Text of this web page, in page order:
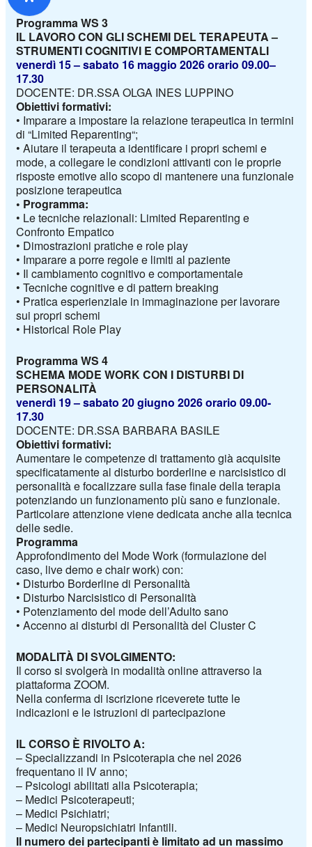
Programma WS 3
IL LAVORO CON GLI SCHEMI DEL TERAPEUTA–
STRUMENTI COGNITIVI E COMPORTAMENTALI
venerdì 15– sabato 16 maggio 2026orario 09.00–
17.30
DOCENTE: DR.SSA OLGA INES LUPPINO
Obiettivi formativi:
• Imparare a impostare la relazione terapeutica in termini
di “Limited Reparenting“;
• Aiutare il terapeuta a identificare i propri schemi e
mode, a collegare le condizioni attivanti con le proprie
risposte emotive allo scopo di mantenere una funzionale
posizione terapeutica
• Programma:
• Letecniche relazionali: Limited Reparenting e
Confronto Empatico
• Dimostrazioni pratichee role play
• Imparareaporre regolee limiti al paziente
• Il cambiamentocognitivoecomportamentale
• Tecnichecognitive e di pattern breaking
• Praticaesperienziale in immaginazione per lavorare
sui propri schemi
• Historical Role Play
Programma WS 4
SCHEMA MODE WORKCON I DISTURBI DI
PERSONALITÀ
venerdì 19– sabato20giugno 2026orario 09.00-
17.30
DOCENTE: DR.SSA BARBARA BASILE
Obiettivi formativi:
Aumentare le competenze di trattamento già acquisite
specificatamente al disturbo borderline e narcisistico di
personalità e focalizzare sulla fase finale della terapia
potenziando un funzionamento più sano e funzionale.
Particolare attenzione viene dedicata anche alla tecnica
delle sedie.
Programma
Approfondimento del Mode Work (formulazione del
caso, live demo e chair work) con:
• Disturbo Borderline di Personalità
• Disturbo Narcisistico di Personalità
• Potenziamento del mode dell’Adulto sano
• Accenno ai disturbi di Personalità del Cluster C
MODALITÀ DI SVOLGIMENTO:
Il corso si svolgerà in modalità online attraverso la
piattaforma ZOOM.
Nella conferma di iscrizione riceverete tutte le
indicazioni e le istruzioni di partecipazione
IL CORSO È RIVOLTO A:
–Specializzandi in Psicoterapia che nel 2026
frequentano il IV anno;
– Psicologi abilitati alla Psicoterapia;
– Medici Psicoterapeuti;
– Medici Psichiatri;
– Medici Neuropsichiatri Infantili.
Il numero dei partecipanti è limitato ad un massimo